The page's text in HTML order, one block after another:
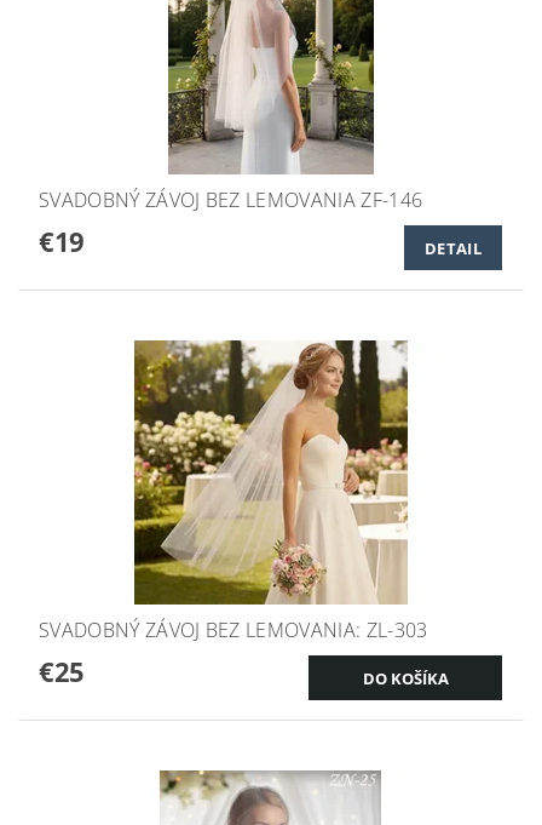
SVADOBNÝ ZÁVOJ BEZ LEMOVANIA ZF-146
€19 DETAIL
SVADOBNÝ ZÁVOJ BEZ LEMOVANIA: ZL-303
€25